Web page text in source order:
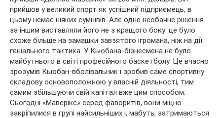
прийшов у великий спорт як успішний підприємець, в
цьому немає ніяких сумнівів. Але одне необачне рішення
за іншим виставляли його не з кращого боку: це було
схоже більше на замашки завзятого ігромана, ніж на дії
геніального тактика. У Кьюбана-бізнесмена не було
майбутнього в світі професійного баскетболу. Це вчасно
зрозумів Кьюбан-вболівальник і зробив саме спортивну
складову основоположною у власній діяльності, тим
самим збільшуючи свій капітал вже цим способом.
Сьогодні «Маверікс» серед фаворитів, вони міцно
закріпилися в групі найсильніших і, мабуть, затримаються